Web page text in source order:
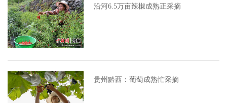
沿河6.5万亩辣椒成熟正采摘
贵州黔西：葡萄成熟忙采摘